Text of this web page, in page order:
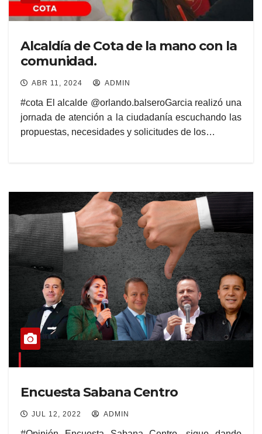
Alcaldía de Cota de la mano con la
comunidad.
ABR 11, 2024 ADMIN
#cota El alcalde @orlando.balseroGarcia realizó una
jornada de atención a la ciudadanía escuchando las
propuestas, necesidades y solicitudes de los…
Encuesta Sabana Centro
JUL 12, 2022 ADMIN